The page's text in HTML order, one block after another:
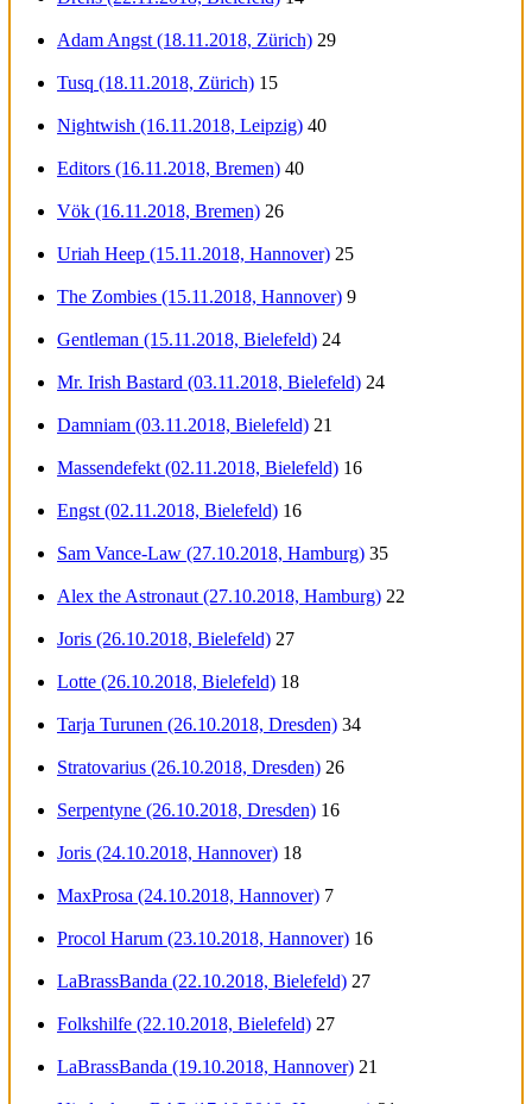
Adam Angst (18.11.2018, Zürich) 29
Tusq (18.11.2018, Zürich) 15
Nightwish (16.11.2018, Leipzig) 40
Editors (16.11.2018, Bremen) 40
Vök (16.11.2018, Bremen) 26
Uriah Heep (15.11.2018, Hannover) 25
The Zombies (15.11.2018, Hannover) 9
Gentleman (15.11.2018, Bielefeld) 24
Mr. Irish Bastard (03.11.2018, Bielefeld) 24
Damniam (03.11.2018, Bielefeld) 21
Massendefekt (02.11.2018, Bielefeld) 16
Engst (02.11.2018, Bielefeld) 16
Sam Vance-Law (27.10.2018, Hamburg) 35
Alex the Astronaut (27.10.2018, Hamburg) 22
Joris (26.10.2018, Bielefeld) 27
Lotte (26.10.2018, Bielefeld) 18
Tarja Turunen (26.10.2018, Dresden) 34
Stratovarius (26.10.2018, Dresden) 26
Serpentyne (26.10.2018, Dresden) 16
Joris (24.10.2018, Hannover) 18
MaxProsa (24.10.2018, Hannover) 7
Procol Harum (23.10.2018, Hannover) 16
LaBrassBanda (22.10.2018, Bielefeld) 27
Folkshilfe (22.10.2018, Bielefeld) 27
LaBrassBanda (19.10.2018, Hannover) 21